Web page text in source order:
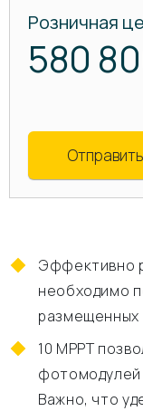
Розничная
580
Эффективно
необходимо
размещенных
10 МРРТ
Важно, что